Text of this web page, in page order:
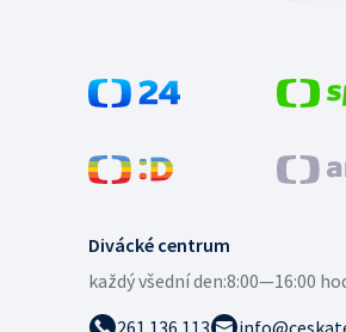
Divácké centrum
každý všední den:8:00—16:00
261 136 113